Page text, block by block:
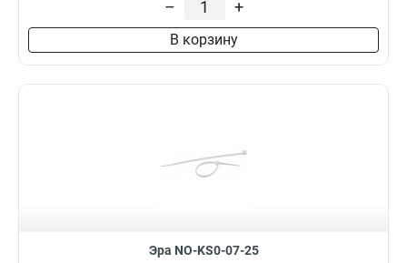
– +
В корзину
Эра NO-KS0-07-25